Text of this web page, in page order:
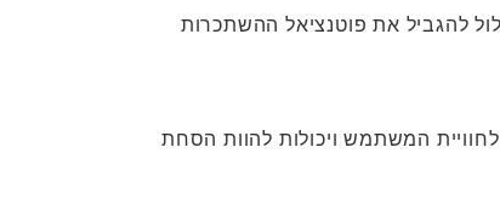
להגביל את פוטנציאל ההשתכרות
המשתמש ויכולות להוות הסחת